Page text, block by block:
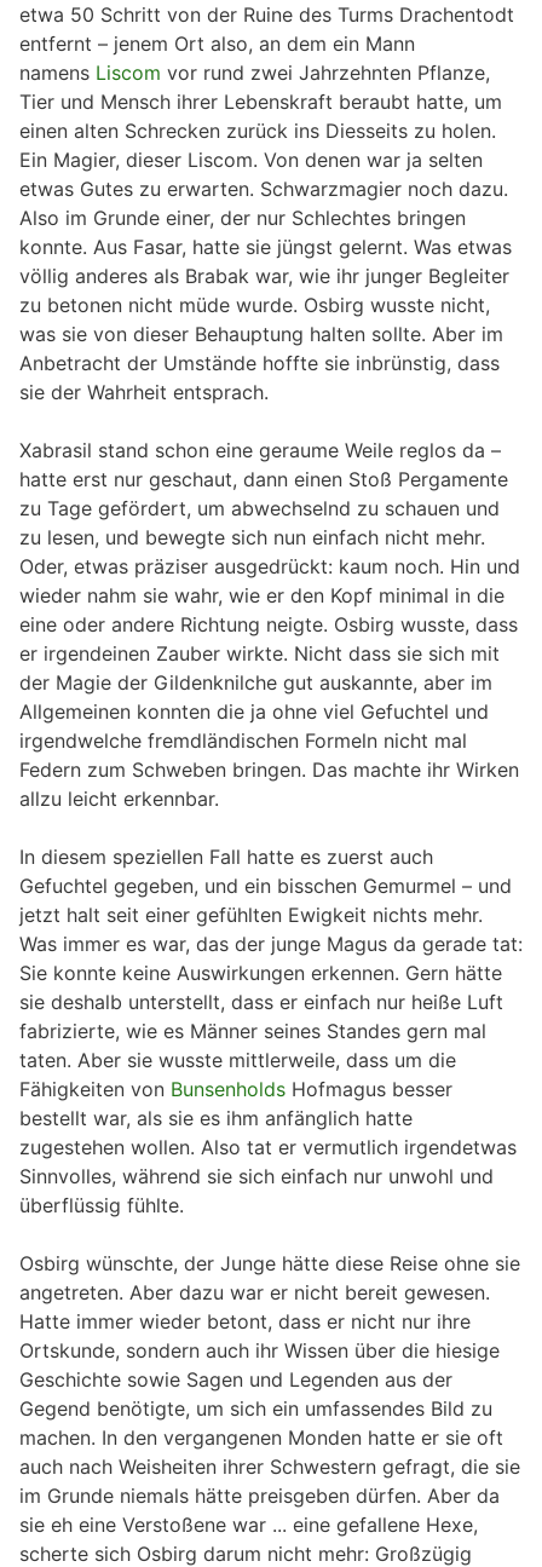
etwa 50 Schritt von der Ruine des Turms Drachentodt
entfernt – jenem Ort also, an dem ein Mann
namens Liscom vor rund zwei Jahrzehnten Pflanze,
Tier und Mensch ihrer Lebenskraft beraubt hatte, um
einen alten Schrecken zurück ins Diesseits zu holen.
Ein Magier, dieser Liscom. Von denen war ja selten
etwas Gutes zu erwarten. Schwarzmagier noch dazu.
Also im Grunde einer, der nur Schlechtes bringen
konnte. Aus Fasar, hatte sie jüngst gelernt. Was etwas
völlig anderes als Brabak war, wie ihr junger Begleiter
zu betonen nicht müde wurde. Osbirg wusste nicht,
was sie von dieser Behauptung halten sollte. Aber im
Anbetracht der Umstände hoffte sie inbrünstig, dass
sie der Wahrheit entsprach.
Xabrasil stand schon eine geraume Weile reglos da –
hatte erst nur geschaut, dann einen Stoß Pergamente
zu Tage gefördert, um abwechselnd zu schauen und
zu lesen, und bewegte sich nun einfach nicht mehr.
Oder, etwas präziser ausgedrückt: kaum noch. Hin und
wieder nahm sie wahr, wie er den Kopf minimal in die
eine oder andere Richtung neigte. Osbirg wusste, dass
er irgendeinen Zauber wirkte. Nicht dass sie sich mit
der Magie der Gildenknilche gut auskannte, aber im
Allgemeinen konnten die ja ohne viel Gefuchtel und
irgendwelche fremdländischen Formeln nicht mal
Federn zum Schweben bringen. Das machte ihr Wirken
allzu leicht erkennbar.
In diesem speziellen Fall hatte es zuerst auch
Gefuchtel gegeben, und ein bisschen Gemurmel – und
jetzt halt seit einer gefühlten Ewigkeit nichts mehr.
Was immer es war, das der junge Magus da gerade tat:
Sie konnte keine Auswirkungen erkennen. Gern hätte
sie deshalb unterstellt, dass er einfach nur heiße Luft
fabrizierte, wie es Männer seines Standes gern mal
taten. Aber sie wusste mittlerweile, dass um die
Fähigkeiten von Bunsenholds Hofmagus besser
bestellt war, als sie es ihm anfänglich hatte
zugestehen wollen. Also tat er vermutlich irgendetwas
Sinnvolles, während sie sich einfach nur unwohl und
überflüssig fühlte.
Osbirg wünschte, der Junge hätte diese Reise ohne sie
angetreten. Aber dazu war er nicht bereit gewesen.
Hatte immer wieder betont, dass er nicht nur ihre
Ortskunde, sondern auch ihr Wissen über die hiesige
Geschichte sowie Sagen und Legenden aus der
Gegend benötigte, um sich ein umfassendes Bild zu
machen. In den vergangenen Monden hatte er sie oft
auch nach Weisheiten ihrer Schwestern gefragt, die sie
im Grunde niemals hätte preisgeben dürfen. Aber da
sie eh eine Verstoßene war ... eine gefallene Hexe,
scherte sich Osbirg darum nicht mehr: Großzügig